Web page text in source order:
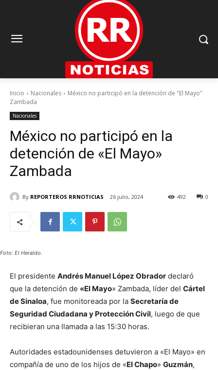
Inicio Nacionales
México no participó en la detención de "El Mayo"
Zambada
Nacionales
México no participó en la
detención de «El Mayo»
Zambada
By REPORTEROS RRNOTICIAS 26 julio, 2024 0
492
Foto: El Heraldo.
El presidente Andrés Manuel López Obrador declaró
que la detención de «El Mayo» Zambada, líder del Cártel
de Sinaloa, fue monitoreada por la Secretaría de
Seguridad Ciudadana y Protección Civil, luego de que
recibieran una llamada a las 15:30 horas.
Autoridades estadounidenses detuvieron a «El Mayo» en
compañía de uno de los hijos de «El Chapo» Guzmán,